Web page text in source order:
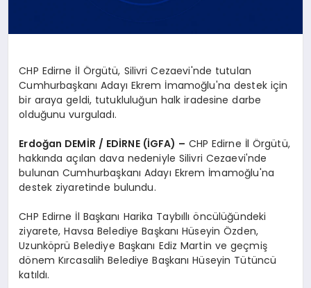
CHP Edirne İl Örgütü, Silivri Cezaevi'nde tutulan
Cumhurbaşkanı Adayı Ekrem İmamoğlu'na destek için
bir araya geldi, tutukluluğun halk iradesine darbe
olduğunu vurguladı.
Erdoğan DEMİR / EDİRNE (İGFA) – CHP Edirne İl Örgütü,
hakkında açılan dava nedeniyle Silivri Cezaevi'nde
bulunan Cumhurbaşkanı Adayı Ekrem İmamoğlu'na
destek ziyaretinde bulundu.
CHP Edirne İl Başkanı Harika Taybıllı öncülüğündeki
ziyarete, Havsa Belediye Başkanı Hüseyin Özden,
Uzunköprü Belediye Başkanı Ediz Martin ve geçmiş
dönem Kırcasalih Belediye Başkanı Hüseyin Tütüncü
katıldı.